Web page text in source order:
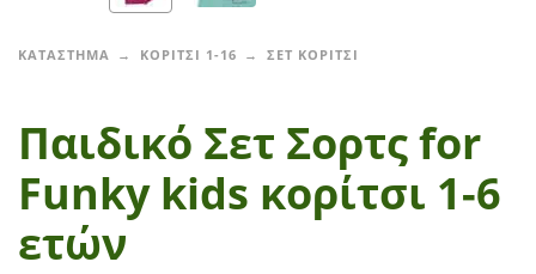
ΚΑΤΑΣΤΗΜΑ ΚΟΡΙΤΣΙ 1-16 ΣΕΤ ΚΟΡΙΤΣΙ
Παιδικό Σετ Σορτς for
Funky kids κορίτσι 1-6
ετών